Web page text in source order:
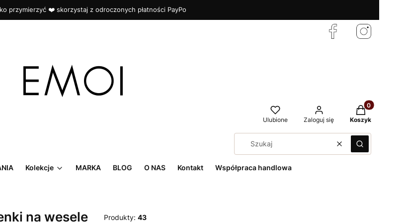
przymierzyć ❤️ skorzystaj z odroczonych płatności PayPo
Ulubione Zaloguj się
Produkty w
Koszyk
WyczyśćSzukaj
Kolekcje MARKA BLOG O NAS Kontakt Współpraca handlowa
na wesele Produkty: 43